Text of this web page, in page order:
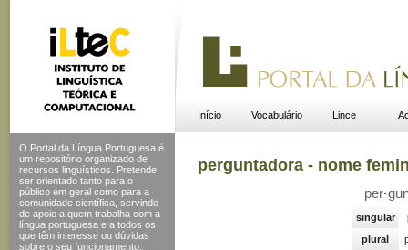
Início Vocabulário Lince
O Portal da Língua Portuguesa é
um repositório organizado de
recursos linguísticos. Pretende
ser orientado tanto para o
público em geral como para a
comunidade científica, servindo
de apoio a quem trabalha com a
língua portuguesa e a todos os
que têm interesse ou dúvidas
sobre o seu funcionamento.
perguntadora - nome
per·
singular
plural